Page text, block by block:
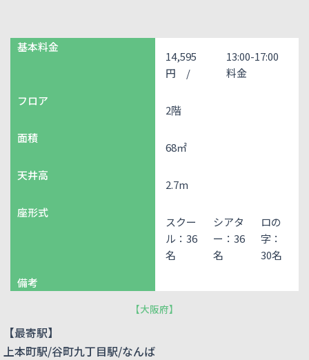
基本料金
14,595
円 /
13:00-17:00
料金
フロア
2階
面積
68㎡
天井高
2.7m
座形式
スクー
ル：36
名
シアタ
ー：36
名
ロの
字：
30名
備考
【大阪府】
【最寄駅】
上本町駅/谷町九丁目駅/なんば